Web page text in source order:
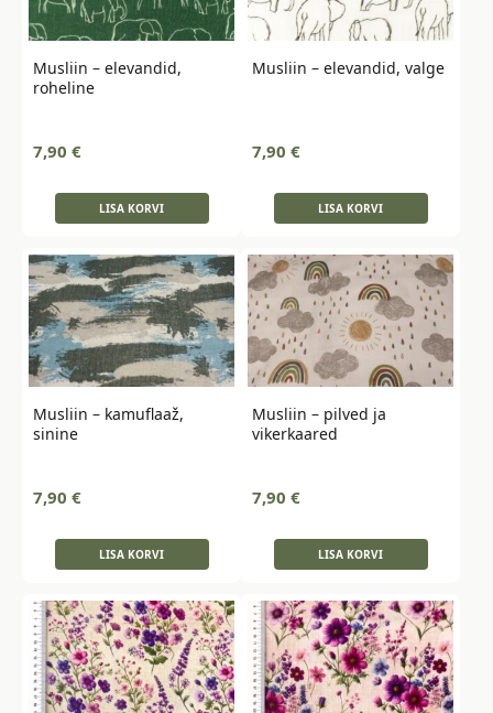
Musliin – elevandid,
roheline
7,90 €
LISA KORVI
Musliin – elevandid, valge
7,90 €
LISA KORVI
Musliin – kamuflaaž,
sinine
7,90 €
LISA KORVI
Musliin – pilved ja
vikerkaared
7,90 €
LISA KORVI